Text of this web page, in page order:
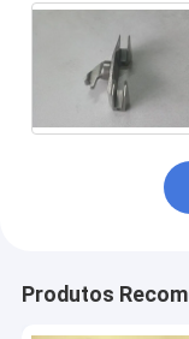
Produtos